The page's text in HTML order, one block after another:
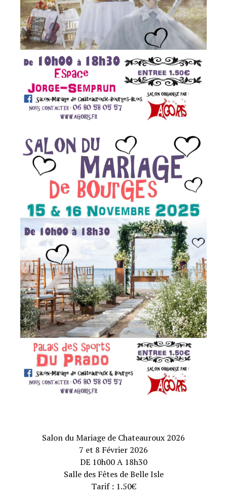
Salon du Mariage de Chateauroux 2026
7 et 8 Février 2026
DE 10h00 A 18h30
Salle des Fêtes de Belle Isle
Tarif : 1.50€